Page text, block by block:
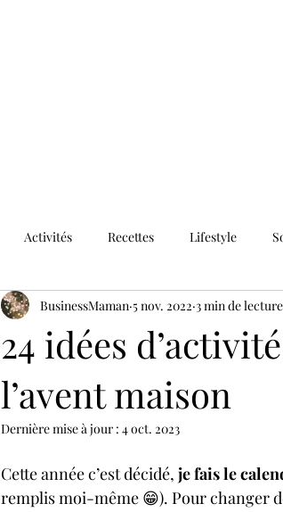
Activités Recettes Lifestyle
24 idées
l’avent maison
BusinessMaman 5 nov. 2022 3 min de lecture
Dernière mise à jour : 4 oct. 2023
Cette année c’est décidé, je fais le
remplis moi-même 😁). Pour changer